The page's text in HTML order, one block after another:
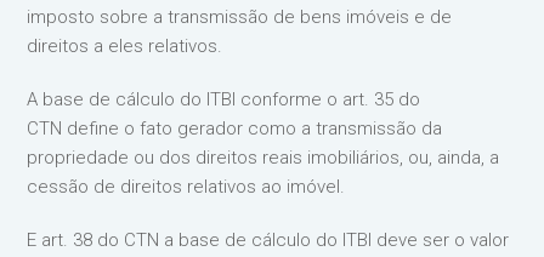
imposto sobre a transmissão de bens imóveis e de
direitos a eles relativos.
A base de cálculo do ITBI conforme o art. 35 do
CTN define o fato gerador como a transmissão da
propriedade ou dos direitos reais imobiliários, ou, ainda, a
cessão de direitos relativos ao imóvel.
E art. 38 do CTN a base de cálculo do ITBI deve ser o valor